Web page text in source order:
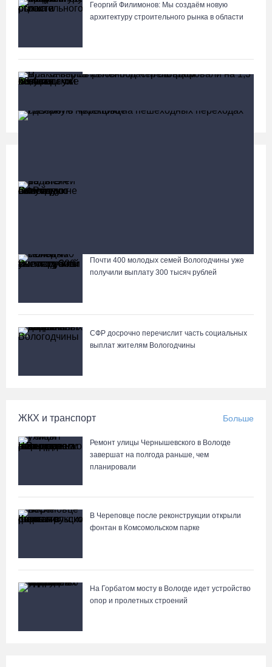
Лазерную проекцию на пешеходных переходах сделают в
Георгий Филимонов: Мы создаём новую
архитектуру строительного рынка в области
В Вологодской области клещи покусали уже
Почти 400 молодых семей Вологодчины уже
получили выплату 300 тысяч рублей
СФР досрочно перечислит часть социальных
выплат жителям Вологодчины
ЖКХ и транспорт Больше
Ремонт улицы Чернышевского в Вологде
завершат на полгода раньше, чем
планировали
В Череповце после реконструкции открыли
фонтан в Комсомольском парке
На Горбатом мосту в Вологде идет устройство
опор и пролетных строений